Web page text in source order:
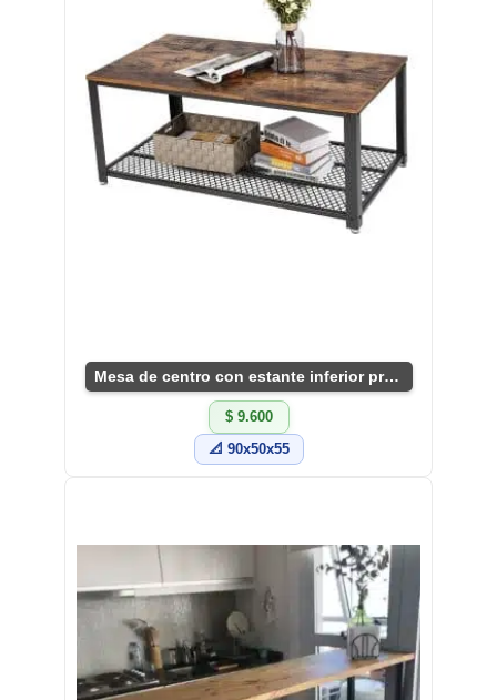
Mesa de centro con estante inferior práctica y versátil
$ 9.600
📐 90x50x55